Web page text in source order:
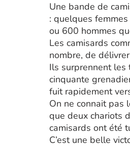
Une bande de
: quelques
ou 600 hommes
Les camisards
nombre, de
Ils surprennent les
cinquante
fuit rapidement
On ne connait pas
que deux chariots
camisards ont été
C’est une belle